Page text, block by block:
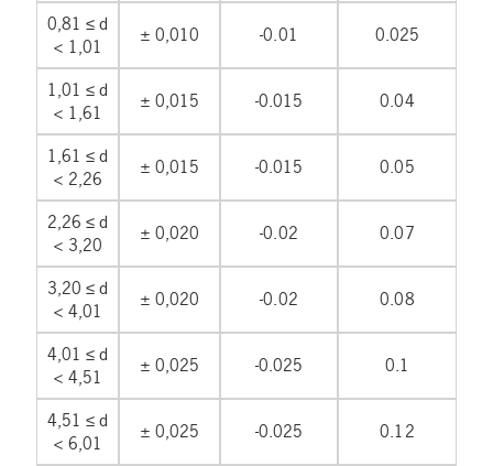
0,81 ≤ d
< 1,01
± 0,010 -0.01 0.025
1,01 ≤ d
< 1,61
± 0,015 -0.015 0.04
1,61 ≤ d
< 2,26
± 0,015 -0.015 0.05
2,26 ≤ d
< 3,20
± 0,020 -0.02 0.07
3,20 ≤ d
< 4,01
± 0,020 -0.02 0.08
4,01 ≤ d
< 4,51
± 0,025 -0.025 0.1
4,51 ≤ d
< 6,01
± 0,025 -0.025 0.12